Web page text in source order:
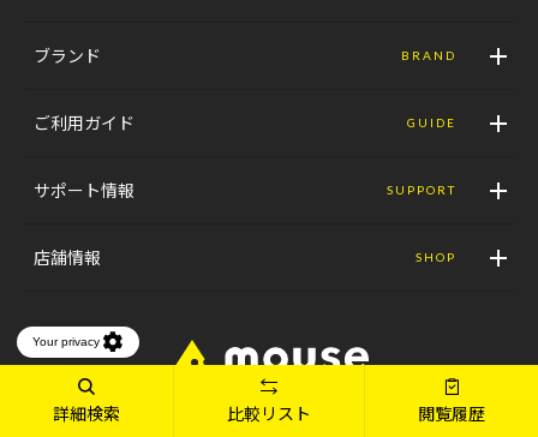
詳細検索 比較リスト 閲覧履歴
ブランド BRAND
ご利用ガイド GUIDE
サポート情報 SUPPORT
店舗情報 SHOP
パソコン(PC)通販のマウスコンピューター【公式】